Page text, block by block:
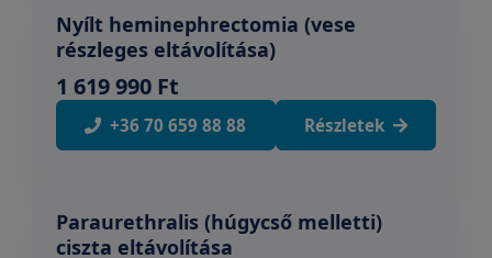
Nyílt heminephrectomia (vese
részleges eltávolítása)
1 619 990 Ft
+36 70 659 88 88 Részletek
Paraurethralis (húgycső melletti)
ciszta eltávolítása